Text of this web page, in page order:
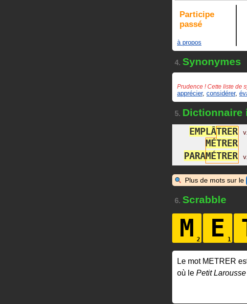
Participe
passé
à propos
4. Synonymes
Prudence ! Cette liste de
apprécier, considérer,
5. Dictionnaire
EMPLÂTRER
MÉTRER
PARAMÉTRER
Plus de mots sur le
6. Scrabble
M E
Le mot METRER
où le Petit